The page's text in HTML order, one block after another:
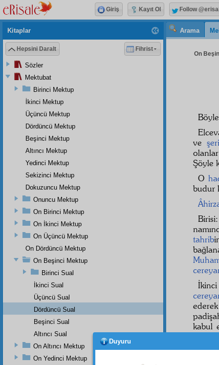
Arama
On
ve
Şöyle
O
budur
tahrib
kabul
Kitaplar
Hepsini Daralt Fihrist
Sözler
Mektubat
Birinci Mektup
İkinci Mektup
Üçüncü Mektup
Dördüncü Mektup
Beşinci Mektup
Altıncı Mektup
Yedinci Mektup
Sekizinci Mektup
Dokuzuncu Mektup
Onuncu Mektup
On Birinci Mektup
On İkinci Mektup
On Üçüncü Mektup
On Dördüncü Mektup
On Beşinci Mektup
Birinci Sual
İkinci Sual
Üçüncü Sual
Dördüncü Sual
Beşinci Sual
Altıncı Sual
On Altıncı Mektup
On Yedinci Mektup
Giriş Kayıt Ol Follow
Duyuru